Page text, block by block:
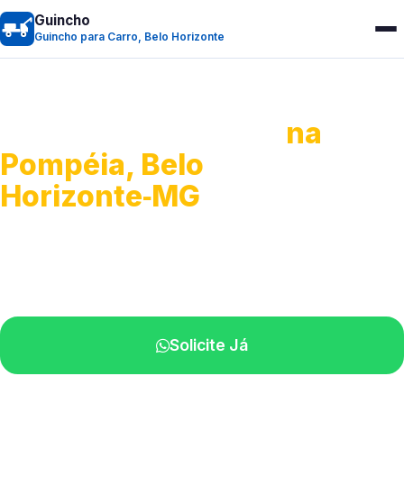
Guincho
Guincho para Carro, Belo Horizonte
na
Pompéia, Belo
Horizonte‑MG
Solicite Já